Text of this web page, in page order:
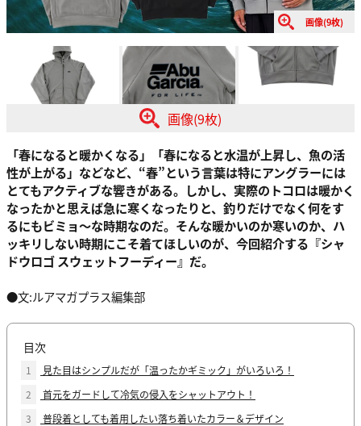
画像(9枚)
画像(9枚)
「春になると暖かくなる」「春になると水温が上昇し、魚の活
性が上がる」などなど、“春”という言葉は特にアングラーには
とてもアクティブな響きがある。しかし、実際のトコロは暖かく
なったかと思えば急に寒くなったりと、釣りだけでなく何をす
るにもビミョ～な時期なのだ。そんな暖かいのか寒いのか、ハ
ッキリしない時期にこそ着てほしいのが、今回紹介する『シャ
ドウロゴ スウェットフーディー』だ。
●文:ルアマガプラス編集部
目次
1
見た目はシンプルだが「温ったかギミック」がいろいろ！
2
首元をガードして冷気の侵入をシャットアウト！
3
普段着としても着用したい落ち着いたカラー＆デザイン